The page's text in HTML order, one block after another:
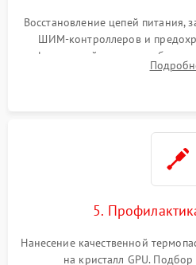
Восстановление цепей питания,
ШИМ-контроллеров и
инфракрасной станции
чипа и дефектной памяти
5.
Нанесение качественной
на кристалл GPU.